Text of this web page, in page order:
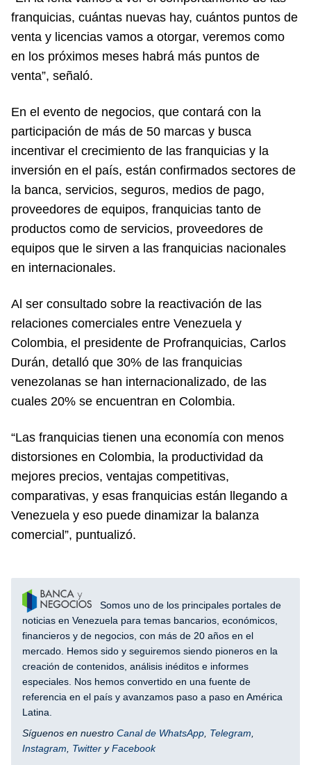
franquicias, cuántas nuevas hay, cuántos puntos de
venta y licencias vamos a otorgar, veremos como
en los próximos meses habrá más puntos de
venta”, señaló.
En el evento de negocios, que contará con la
participación de más de 50 marcas y busca
incentivar el crecimiento de las franquicias y la
inversión en el país, están confirmados sectores de
la banca, servicios, seguros, medios de pago,
proveedores de equipos, franquicias tanto de
productos como de servicios, proveedores de
equipos que le sirven a las franquicias nacionales
en internacionales.
Al ser consultado sobre la reactivación de las
relaciones comerciales entre Venezuela y
Colombia, el presidente de Profranquicias, Carlos
Durán, detalló que 30% de las franquicias
venezolanas se han internacionalizado, de las
cuales 20% se encuentran en Colombia.
“Las franquicias tienen una economía con menos
distorsiones en Colombia, la productividad da
mejores precios, ventajas competitivas,
comparativas, y esas franquicias están llegando a
Venezuela y eso puede dinamizar la balanza
comercial”, puntualizó.
Somos uno de los principales portales de
noticias en Venezuela para temas bancarios, económicos,
financieros y de negocios, con más de 20 años en el
mercado. Hemos sido y seguiremos siendo pioneros en la
creación de contenidos, análisis inéditos e informes
especiales. Nos hemos convertido en una fuente de
referencia en el país y avanzamos paso a paso en América
Latina.
Síguenos en nuestro Canal de WhatsApp Telegram
Instagram
Twitter yFacebook